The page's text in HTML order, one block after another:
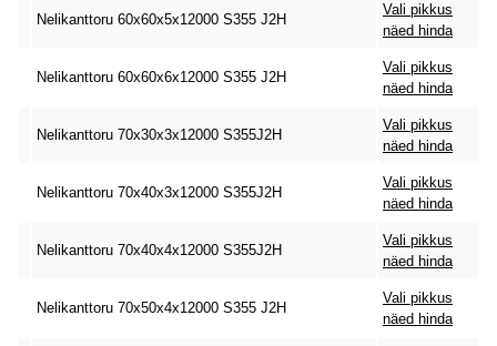
Nelikanttoru 60x60x5x12000 S355 J2H
Vali pikkus
näed hinda
Nelikanttoru 60x60x6x12000 S355 J2H
Vali pikkus
näed hinda
Nelikanttoru 70x30x3x12000 S355J2H
Vali pikkus
näed hinda
Nelikanttoru 70x40x3x12000 S355J2H
Vali pikkus
näed hinda
Nelikanttoru 70x40x4x12000 S355J2H
Vali pikkus
näed hinda
Nelikanttoru 70x50x4x12000 S355 J2H
Vali pikkus
näed hinda